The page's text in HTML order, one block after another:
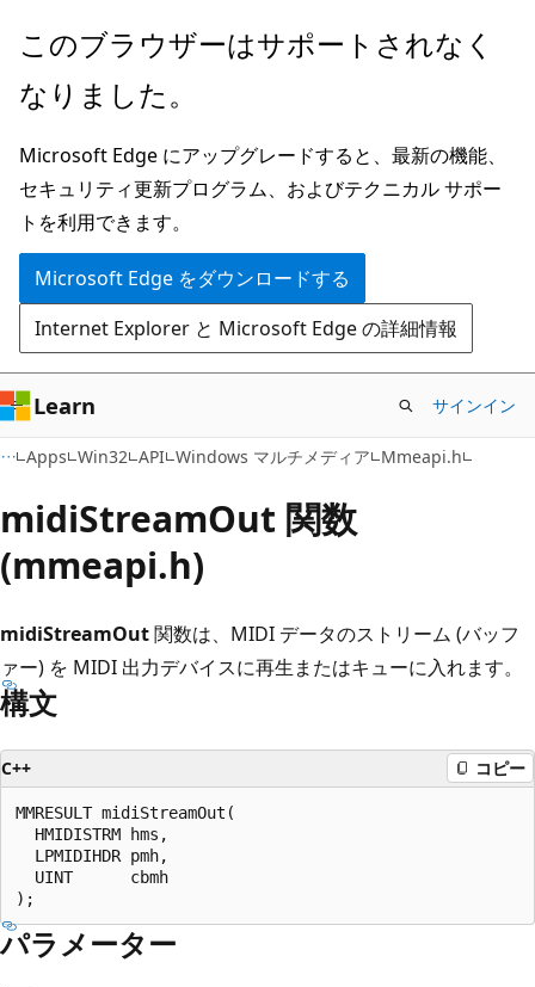
メ
ン
ン
テ
ン
ツ
に
ス
キ
ッ
プ
このブラウザーはサポートされなく
なりました。
Microsoft Edge にアップグレードすると、最新の機能、
セキュリティ更新プログラム、およびテクニカル サポー
トを利用できます。
Microsoft Edge をダウンロードする
Internet Explorer と Microsoft Edge の詳細情報
Learn サインイン
Apps Win32 API Windows マルチメディア Mmeapi.h
midiStreamOut 関数
(mmeapi.h)
midiStreamOut関数は、MIDI データのストリーム (バッフ
ァー) を MIDI 出力デバイスに再生またはキューに入れます。
構文
C++ コピー
MMRESULT midiStreamOut(
  HMIDISTRM hms,
  LPMIDIHDR pmh,
  UINT      cbmh
パラメーター